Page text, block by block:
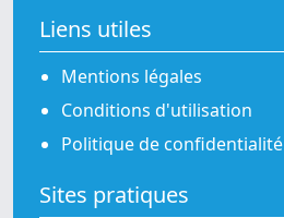
Liens utiles
Mentions légales
Conditions d'utilisation
Politique de confidentialité
Sites pratiques